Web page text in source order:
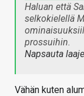
Haluan että
selkokielellä
prossuihin.
Napsauta
Vähän kuten